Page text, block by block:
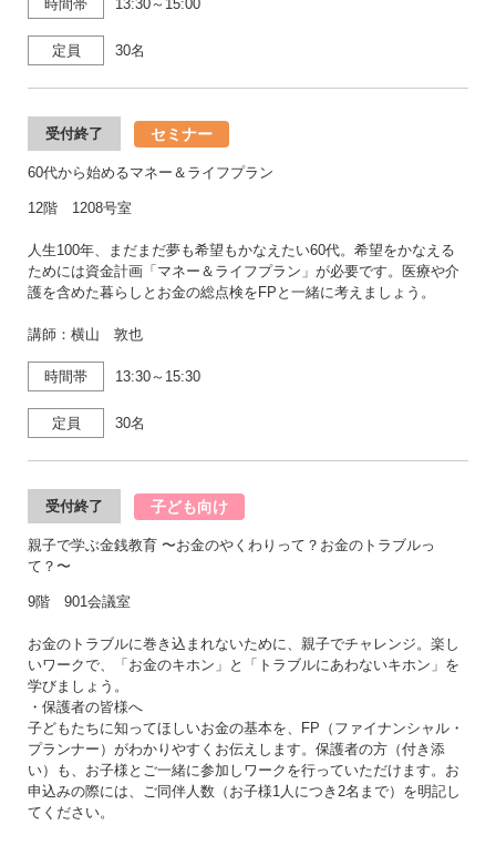
時間帯 13:30～15:00
定員 30名
受付終了 セミナー
60代から始めるマネー＆ライフプラン
12階 1208号室
人生100年、まだまだ夢も希望もかなえたい60代。希望をかなえる
ためには資金計画「マネー＆ライフプラン」が必要です。医療や介
護を含めた暮らしとお金の総点検をFPと一緒に考えましょう。
講師：横山 敦也
時間帯 13:30～15:30
定員 30名
受付終了 子ども向け
親子で学ぶ金銭教育 〜お金のやくわりって？お金のトラブルっ
て？〜
9階 901会議室
お金のトラブルに巻き込まれないために、親子でチャレンジ。楽し
いワークで、「お金のキホン」と「トラブルにあわないキホン」を
学びましょう。
・保護者の皆様へ
子どもたちに知ってほしいお金の基本を、FP（ファイナンシャル・
プランナー）がわかりやすくお伝えします。保護者の方（付き添
い）も、お子様とご一緒に参加しワークを行っていただけます。お
申込みの際には、ご同伴人数（お子様1人につき2名まで）を明記し
てください。